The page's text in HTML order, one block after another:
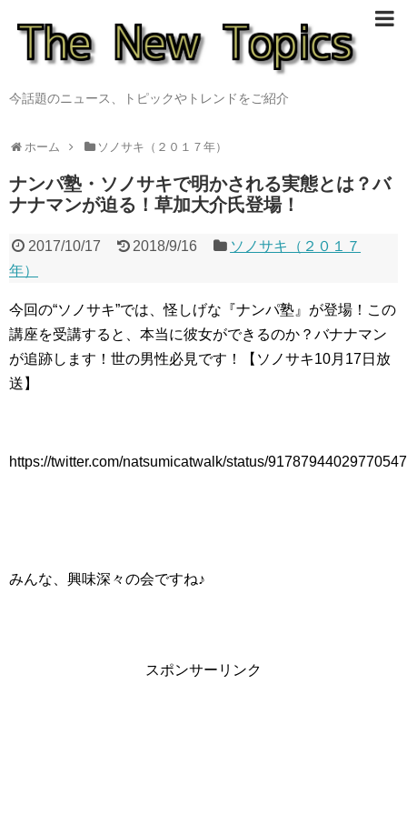
今話題のニュース、トピックやトレンドをご紹介
ホーム ソノサキ（２０１７年）
ナンパ塾・ソノサキで明かされる実態とは？バ
ナナマンが迫る！草加大介氏登場！
2017/10/17 2018/9/16
ソノサキ（２０１７
年）
今回の“ソノサキ”では、怪しげな『ナンパ塾』が登場！この
講座を受講すると、本当に彼女ができるのか？バナナマン
が追跡します！世の男性必見です！【ソノサキ10月17日放
送】
https://twitter.com/natsumicatwalk/status/
みんな、興味深々の会ですね♪
スポンサーリンク